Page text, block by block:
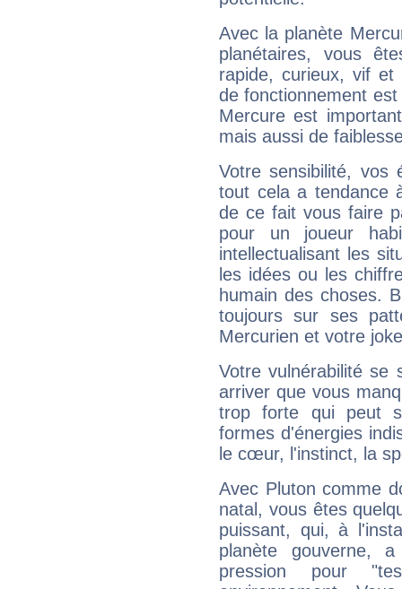
Avec la planète
planétaires, vous
rapide, curieux, vif et
de fonctionnement
Mercure est
mais aussi de
Votre sensibilité,
tout cela a tendance
de ce fait vous faire
pour un joueur
intellectualisant les
les idées ou les
humain des choses.
toujours sur ses
Mercurien et votre
Votre vulnérabilité se
arriver que vous
trop forte qui peut
formes d'énergies
le cœur, l'instinct, la
Avec Pluton comme
natal, vous êtes
puissant, qui, à
planète gouverne,
pression pour